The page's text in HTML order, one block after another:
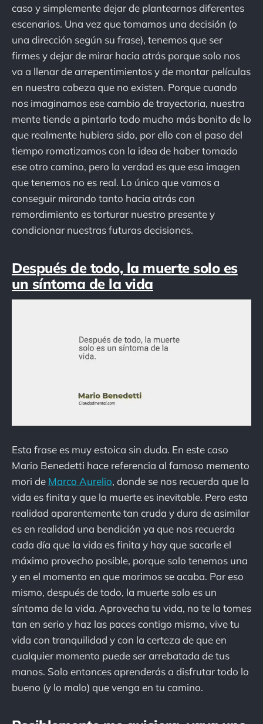
caso y simplemente dejar de plantearnos diferentes
escenarios. Una vez que tomamos una decisión (o
una dirección según su frase), tenemos que ser
firmes y dejar de mirar hacia atrás porque solo nos
va a llenar de arrepentimientos y de montar películas
en nuestra cabeza que no existen. Porque cuando
nos imaginamos ese cambio de trayectoria, nuestra
mente tiende a pintarlo todo mucho más bonito de lo
que realmente hubiera sido, por ello con el paso del
tiempo romatizamos con la idea de haber tomado
ese otro camino, pero la verdad es que esa imagen
que tenemos no es real. Lo único que vamos a
conseguir mirando tanto hacia atrás con
remordimiento es torturar nuestro presente y
condicionar nuestras futuras decisiones.
Después de todo, la muerte solo es
un síntoma de la vida
Esta frase es muy estoica sin duda. En este caso
Mario Benedetti hace referencia al famoso memento
mori de Marco Aurelio, donde se nos recuerda que la
vida es finita y que la muerte es inevitable. Pero esta
realidad aparentemente tan cruda y dura de asimilar
es en realidad una bendición ya que nos recuerda
cada día que la vida es finita y hay que sacarle el
máximo provecho posible, porque solo tenemos una
y en el momento en que morimos se acaba. Por eso
mismo, después de todo, la muerte solo es un
síntoma de la vida. Aprovecha tu vida, no te la tomes
tan en serio y haz las paces contigo mismo, vive tu
vida con tranquilidad y con la certeza de que en
cualquier momento puede ser arrebatada de tus
manos. Solo entonces aprenderás a disfrutar todo lo
bueno (y lo malo) que venga en tu camino.